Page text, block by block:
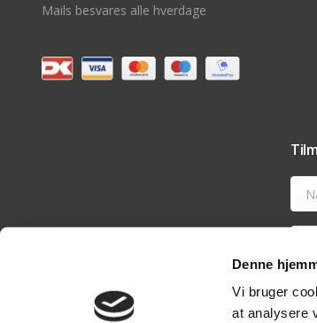
Denne
Vi bruger
at analysere
Mails besvares alle hverdage
Navn